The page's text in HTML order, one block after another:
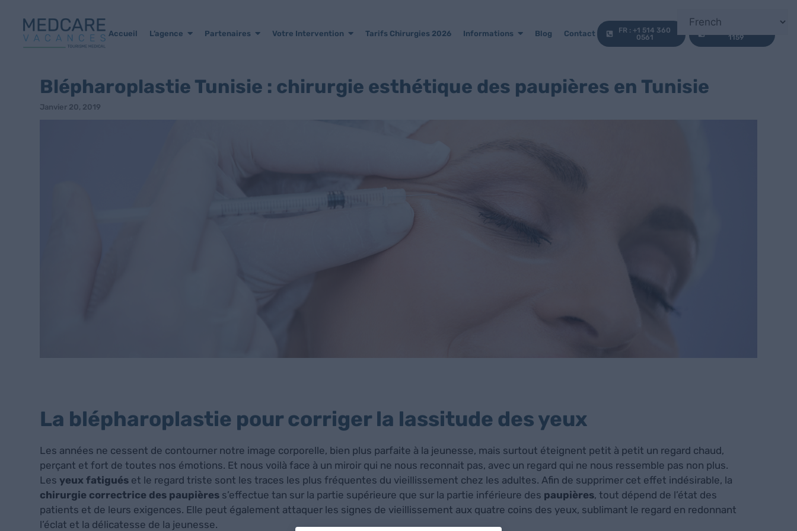
Accueil L’agence Partenaires Votre Intervention Tarifs Chirurgies 2026 Informations Blog Contact
FR : +1 514 360
0561
1159
Blépharoplastie Tunisie : chirurgie esthétique des paupières en Tunisie
Janvier 20, 2019
La blépharoplastie pour corriger la lassitude des yeux
Les années ne cessent de contourner notre image corporelle, bien plus parfaite à la jeunesse, mais surtout éteignent petit à petit un regard chaud,
perçant et fort de toutes nos émotions. Et nous voilà face à un miroir qui ne nous reconnait pas, avec un regard qui ne nous ressemble pas non plus.
Les yeux fatigués et le regard triste sont les traces les plus fréquentes du vieillissement chez les adultes. Afin de supprimer cet effet indésirable, la
chirurgie correctrice des paupières s’effectue tan sur la partie supérieure que sur la partie inférieure des paupières, tout dépend de l’état des
patients et de leurs exigences. Elle peut également attaquer les signes de vieillissement aux quatre coins des yeux, sublimant le regard en redonnant
l’éclat et la délicatesse de la jeunesse.